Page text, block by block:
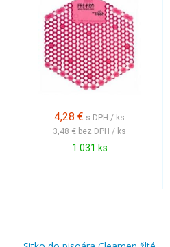
4,28 € s DPH / ks
3,48 € bez DPH / ks
1 031 ks